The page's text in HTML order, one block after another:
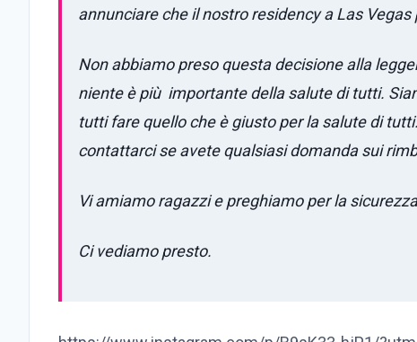
annunciare che il nostro residency a Las
Non abbiamo preso questa decisione alla
niente è più importante della salute di tutti.
tutti fare quello che è giusto per la salute di
contattarci se avete qualsiasi domanda sui
Vi amiamo ragazzi e preghiamo per la
Ci vediamo presto.